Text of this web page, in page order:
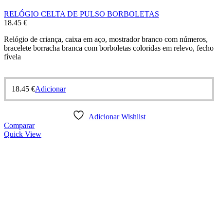
RELÓGIO CELTA DE PULSO BORBOLETAS
18.45 €
Relógio de criança, caixa em aço, mostrador branco com números,
bracelete borracha branca com borboletas coloridas em relevo, fecho
fívela
18.45 €Adicionar
Adicionar Wishlist
Comparar
Quick View